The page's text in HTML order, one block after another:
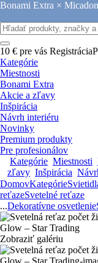
Bonami Extra ×
10 € pre vás Registrácia
Kategórie
Miestnosti
Bonami Extra
Akcie a zľavy
Inšpirácia
Návrh interiéru
Novinky
Premium produkty
Pre profesionálov
Kategórie Miestnosti
zľavy Inšpirácia
DomovKategórie
reťazeSvetelné reťaze
...Dekoratívne osvetlenie
Zobraziť galériu